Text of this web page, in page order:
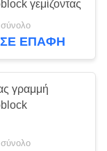
γεμίζοντας
ΕΠΑΦΉ
γραμμή